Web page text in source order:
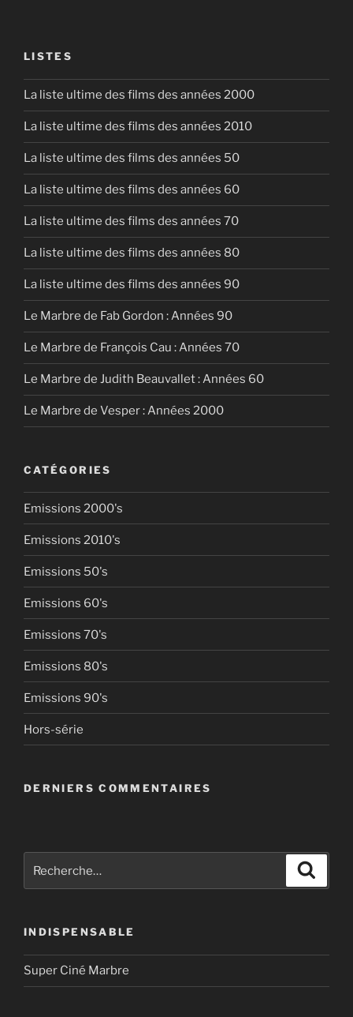
LISTES
La liste ultime des films des années 2000
La liste ultime des films des années 2010
La liste ultime des films des années 50
La liste ultime des films des années 60
La liste ultime des films des années 70
La liste ultime des films des années 80
La liste ultime des films des années 90
Le Marbre de Fab Gordon : Années 90
Le Marbre de François Cau : Années 70
Le Marbre de Judith Beauvallet : Années 60
Le Marbre de Vesper : Années 2000
CATÉGORIES
Emissions 2000's
Emissions 2010's
Emissions 50's
Emissions 60's
Emissions 70's
Emissions 80's
Emissions 90's
Hors-série
DERNIERS COMMENTAIRES
pour
INDISPENSABLE
Super Ciné Marbre